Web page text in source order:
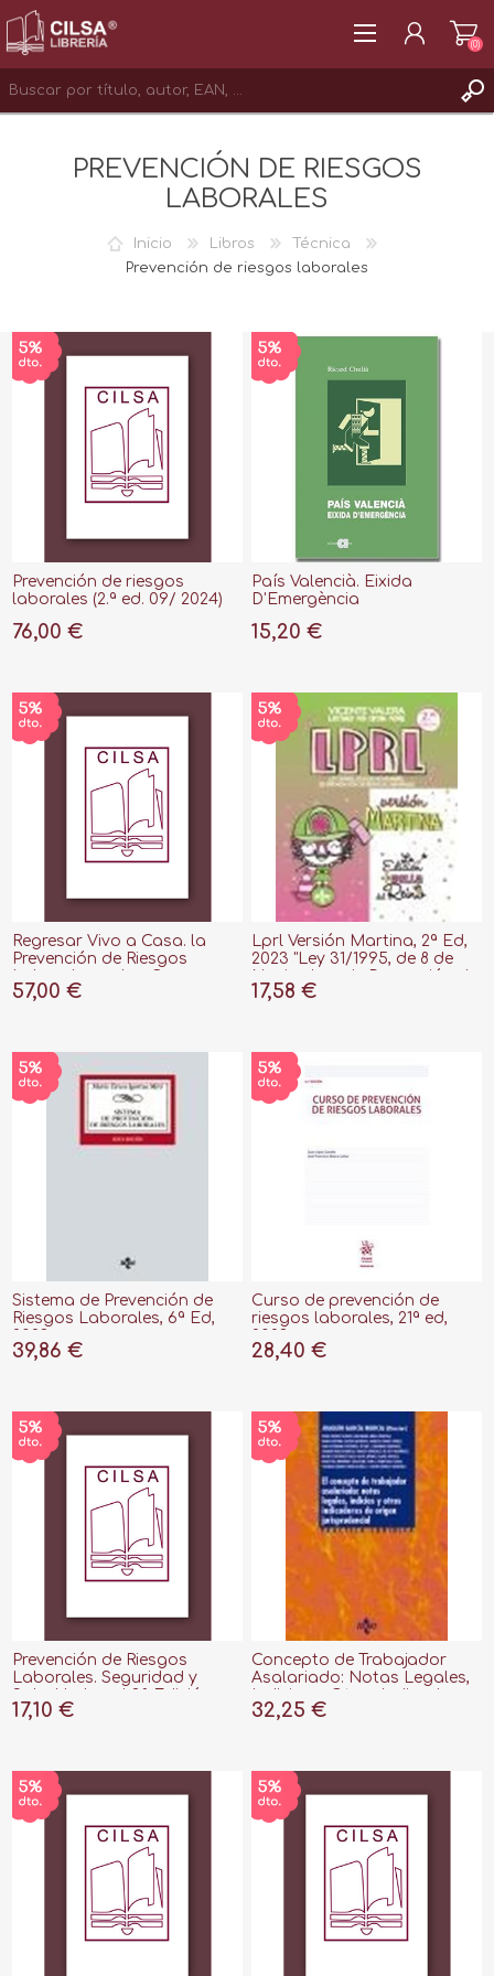
INICIAR SESIÓN
(0)
PREVENCIÓN DE RIESGOS
LABORALES
Inicio Libros
Técnica
Prevención de riesgos laborales
Prevención de riesgos
laborales (2.ª ed. 09/ 2024)
76,00 €
País Valencià. Eixida
D'Emergència
15,20 €
Regresar Vivo a Casa. la
Prevención de Riesgos
de Policía "Pasado, Presente
57,00 €
Lprl Versión Martina, 2ª Ed,
2023 "Ley 31/1995, de 8 de
Riesgos Laborales"
17,58 €
Sistema de Prevención de
Riesgos Laborales, 6ª Ed,
39,86 €
Curso de prevención de
riesgos laborales, 21ª ed,
28,40 €
Prevención de Riesgos
Laborales. Seguridad y
2023
17,10 €
Concepto de Trabajador
Asalariado: Notas Legales,
de Origen Jurisprudencial
32,25 €